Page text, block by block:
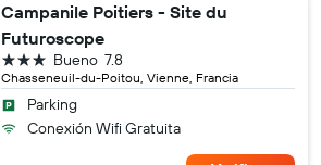
Campanile Poitiers - Site du
Futuroscope
Chasseneuil-du-Poitou, Vienne, Francia
7.8
Bueno
3 estrellas
Parking
Conexión Wifi Gratuita